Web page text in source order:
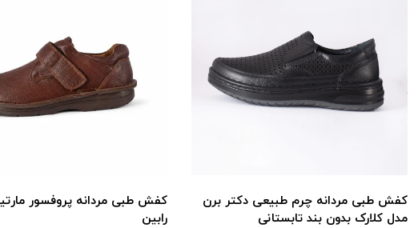
کفش طبی مردانه چرم طبیعی دکتر برن
مدل کلارک بدون بند تابستانی
کفش طبی مردانه پروفسور
رابین